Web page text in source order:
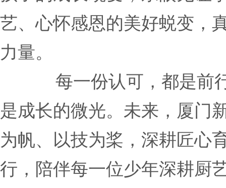
艺、心怀感恩的美好蜕变，
力量。
每一份认可，都是前
是成长的微光。未来，厦门
为帆、以技为桨，深耕匠心
行，陪伴每一位少年深耕厨